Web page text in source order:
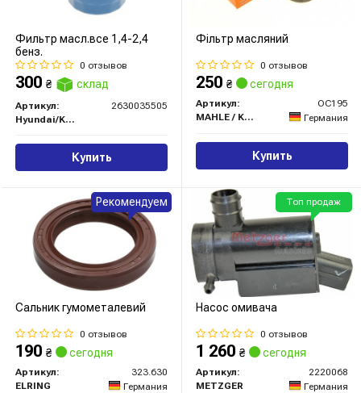
Фильтр масл.все 1,4-2,4
бенз.
0 отзывов
300 ₴ склад
Артикул:
2630035505
Hyundai/Kia/Mobis
Купить
Фільтр масляний
0 отзывов
250 ₴ сегодня
Артикул:
OC195
MAHLE / KNECHT
Германия
Купить
Сальник гумометалевий
0 отзывов
190 ₴ сегодня
Артикул:
323.630
ELRING
Германия
Рекомендуем
Насос омивача
0 отзывов
1 260 ₴ сегодня
Артикул:
2220068
METZGER
Германия
Топ продаж